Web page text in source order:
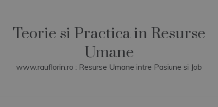
contentTeorie si Practica in Resurse
Umane
www.rauflorin.ro : Resurse Umane intre Pasiune si Job